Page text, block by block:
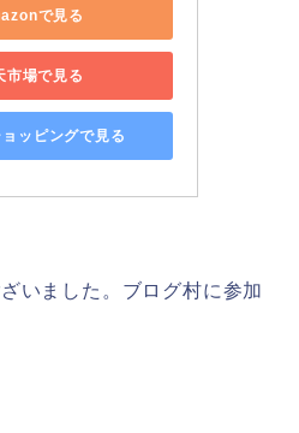
で見る
市場で見る
ッピングで見る
いました。ブログ村に参加